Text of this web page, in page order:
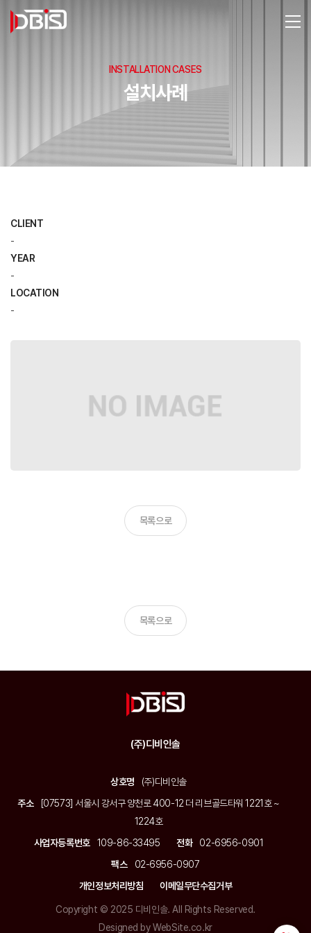
INSTALLATION CASES
설치사례
CLIENT
-
YEAR
-
LOCATION
-
목록으로
목록으로
(주)디비인솔
상호명
(주)디비인솔
주소
[07573] 서울시 강서구 양천로 400-12 더 리브골드타워 1221호 ~
1224호
사업자등록번호
109-86-33495 전화
02-6956-0901
팩스
02-6956-0907
개인정보처리방침
이메일무단수집거부
Copyright © 2025 디비인솔. All Rights Reserved.
Designed by WebSite.co.kr